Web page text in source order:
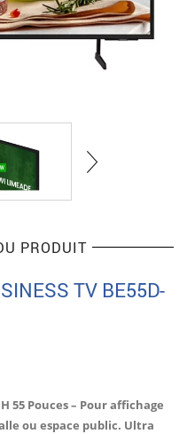
PRODUIT
TV BE55D-
55 Pouces – Pour affichage
ou espace public. Ultra